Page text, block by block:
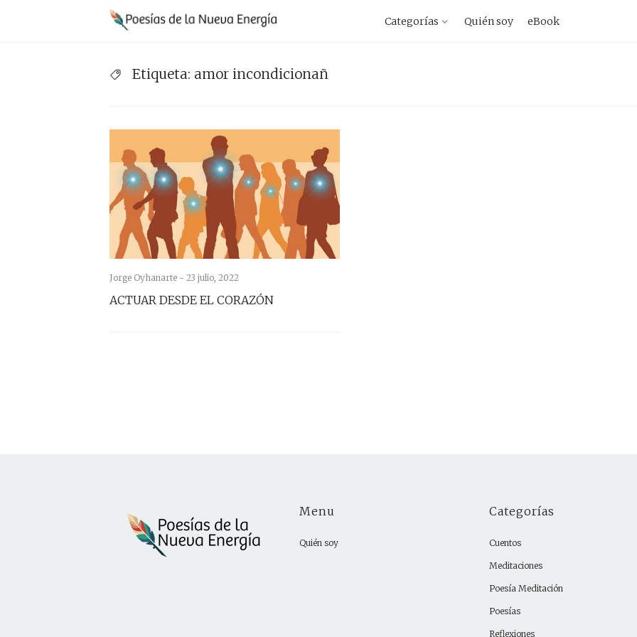
Categorías Quién soy eBook
Etiqueta: amor incondicionañ
Jorge Oyhanarte - 23 julio, 2022
ACTUAR DESDE EL CORAZÓN
Menu
Quién soy
Categorías
Cuentos
Meditaciones
Poesía Meditación
Poesías
Reflexiones